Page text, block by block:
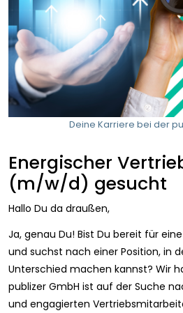
Deine Karriere bei der
Energischer
(m/w/d) gesucht
Hallo Du da draußen,
Ja, genau Du! Bist Du bereit für
und suchst nach einer Position, in
Unterschied machen kannst? Wir
publizer GmbH ist auf der Suche
und engagierten